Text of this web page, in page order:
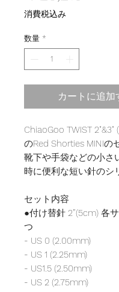
消費税込み
数量 *
カートに追加
ChiaoGoo TWIST
のRed Shorties MINIの
靴下や手袋などの小さ
時に便利な短い針のシ
セット内容
●付け替針 2”(5cm) 各
つ
- US 0 (2.00mm)
- US 1 (2.25mm)
- US1.5 (2.50mm)
- US 2 (2.75mm)